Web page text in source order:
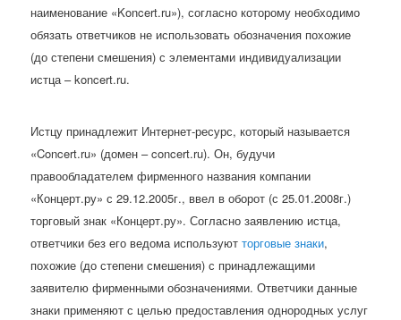
наименование «Koncert.ru»), согласно которому необходимо
обязать ответчиков не использовать обозначения похожие
(до степени смешения) с элементами индивидуализации
истца – koncert.ru.
Истцу принадлежит Интернет-ресурс, который называется
«Concert.ru» (домен – concert.ru). Он, будучи
правообладателем фирменного названия компании
«Концерт.ру» с 29.12.2005г., ввел в оборот (с 25.01.2008г.)
торговый знак «Концерт.ру». Согласно заявлению истца,
ответчики без его ведома используютторговые знаки,
похожие (до степени смешения) с принадлежащими
заявителю фирменными обозначениями. Ответчики данные
знаки применяют с целью предоставления однородных услуг